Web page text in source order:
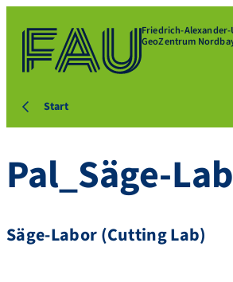
Friedrich-
GeoZentrum
Start
Pal_Säge-
Säge-Labor (Cutting Lab)